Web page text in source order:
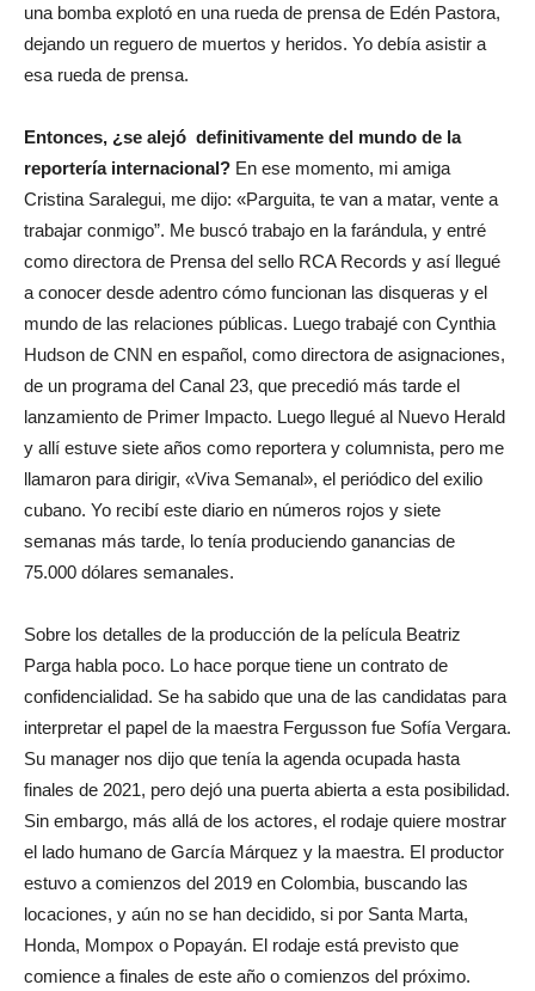
una bomba explotó en una rueda de prensa de Edén Pastora,
dejando un reguero de muertos y heridos. Yo debía asistir a
esa rueda de prensa.
Entonces, ¿se alejó definitivamente del mundo de la
reportería internacional? En ese momento, mi amiga
Cristina Saralegui, me dijo: «Parguita, te van a matar, vente a
trabajar conmigo”. Me buscó trabajo en la farándula, y entré
como directora de Prensa del sello RCA Records y así llegué
a conocer desde adentro cómo funcionan las disqueras y el
mundo de las relaciones públicas. Luego trabajé con Cynthia
Hudson de CNN en español, como directora de asignaciones,
de un programa del Canal 23, que precedió más tarde el
lanzamiento de Primer Impacto. Luego llegué al Nuevo Herald
y allí estuve siete años como reportera y columnista, pero me
llamaron para dirigir, «Viva Semanal», el periódico del exilio
cubano. Yo recibí este diario en números rojos y siete
semanas más tarde, lo tenía produciendo ganancias de
75.000 dólares semanales.
Sobre los detalles de la producción de la película Beatriz
Parga habla poco. Lo hace porque tiene un contrato de
confidencialidad. Se ha sabido que una de las candidatas para
interpretar el papel de la maestra Fergusson fue Sofía Vergara.
Su manager nos dijo que tenía la agenda ocupada hasta
finales de 2021, pero dejó una puerta abierta a esta posibilidad.
Sin embargo, más allá de los actores, el rodaje quiere mostrar
el lado humano de García Márquez y la maestra. El productor
estuvo a comienzos del 2019 en Colombia, buscando las
locaciones, y aún no se han decidido, si por Santa Marta,
Honda, Mompox o Popayán. El rodaje está previsto que
comience a finales de este año o comienzos del próximo.